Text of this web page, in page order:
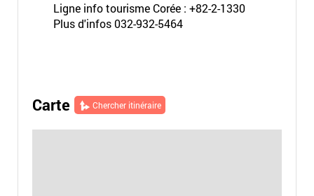
Ligne info tourisme Corée : +82-2-1330
Plus d'infos 032-932-5464
Carte Chercher itinéraire